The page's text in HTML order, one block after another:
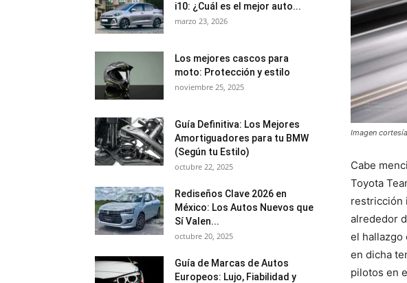
Imagen
Cabe
Toyota
restricción
alrededor
el hallazgo
en dicha
pilotos en
i10: ¿Cuál es el mejor auto...
marzo 23, 2026
Los mejores cascos para
moto: Protección y estilo
noviembre 25, 2025
Guía Definitiva: Los Mejores
Amortiguadores para tu BMW
(Según tu Estilo)
octubre 22, 2025
Rediseños Clave 2026 en
México: Los Autos Nuevos que
Sí Valen...
octubre 20, 2025
Guía de Marcas de Autos
Europeos: Lujo, Fiabilidad y